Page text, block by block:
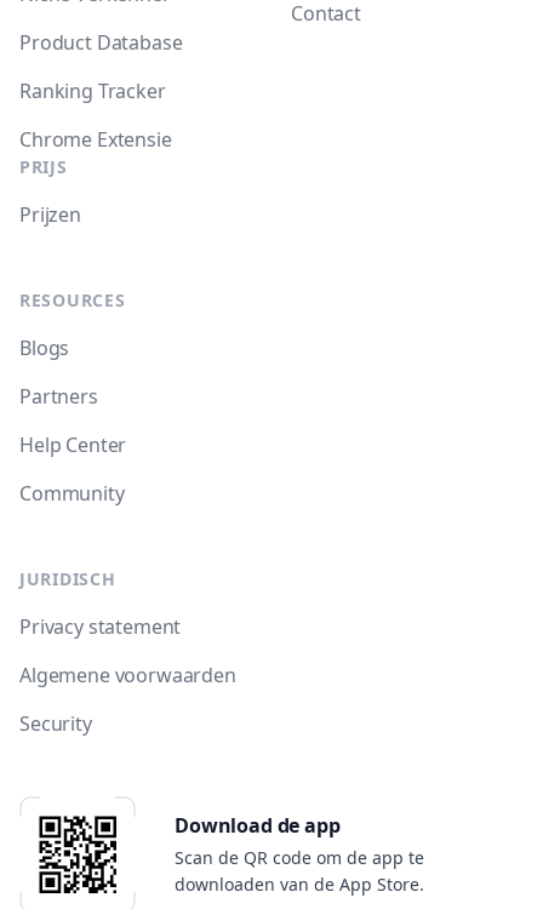
Product Database
Ranking Tracker
Chrome Extensie
PRIJS
Prijzen
RESOURCES
Blogs
Partners
Help Center
Community
JURIDISCH
Privacy statement
Algemene voorwaarden
Security
Contact
Download de app
Scan de QR code om de app te
downloaden van de App Store.